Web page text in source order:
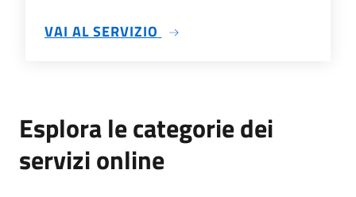
VAI AL SERVIZIO SU TRASPARENZA
Esplora le categorie dei
servizi online